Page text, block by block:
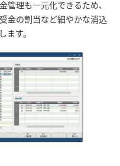
管理も一元化できるため、
金の割当など細やかな消込
ます。